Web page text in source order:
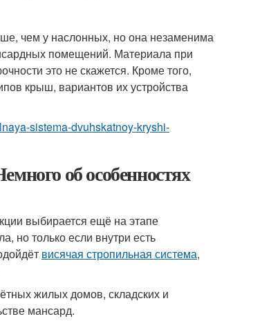
чем у наслонных, но она незаменима
помещений. Материала при
это не скажется. Кроме того,
крыш, вариантов их устройства
sistema-dvuhskatnoy-kryshi-
об особенностях
выбирается ещё на этапе
но только если внутри есть
висячая стропильная система,
жилых домов, складских и
мансард.